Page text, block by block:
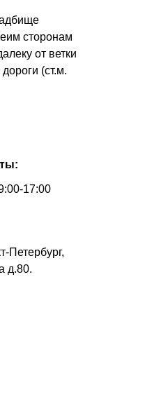
сторонам
от ветки
(ст.м.
17:00
Петербург,
д.80.